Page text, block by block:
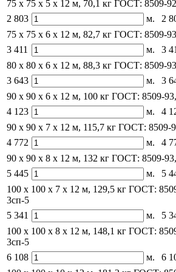
75 х 75 x 5 x 12 м, 70,1 кг ГОСТ: 8509-
2 803
м.
2
75 х 75 x 6 x 12 м, 82,7 кг ГОСТ: 8509-
3 411
м.
3
80 х 80 x 6 x 12 м, 88,3 кг ГОСТ: 8509-
3 643
м.
3
90 х 90 x 6 x 12 м, 100 кг ГОСТ: 8509-93,
4 123
м.
4
90 х 90 x 7 x 12 м, 115,7 кг ГОСТ: 8509-
4 772
м.
4
90 х 90 x 8 x 12 м, 132 кг ГОСТ: 8509-93,
5 445
м.
5
100 х 100 x 7 x 12 м, 129,5 кг ГОСТ:
3сп-5
5 341
м.
5
100 х 100 x 8 x 12 м, 148,1 кг ГОСТ:
3сп-5
6 108
м.
6